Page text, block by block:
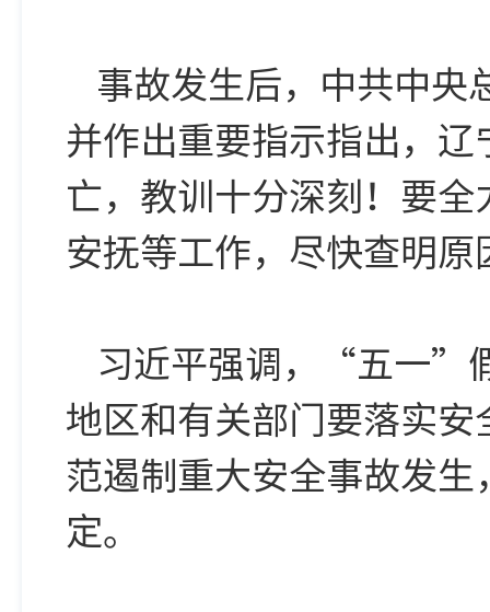
事故发生后，中共中央
并作出重要指示指出，
亡，教训十分深刻！要
安抚等工作，尽快查明
习近平强调，“五一”
地区和有关部门要落实
范遏制重大安全事故发
定。